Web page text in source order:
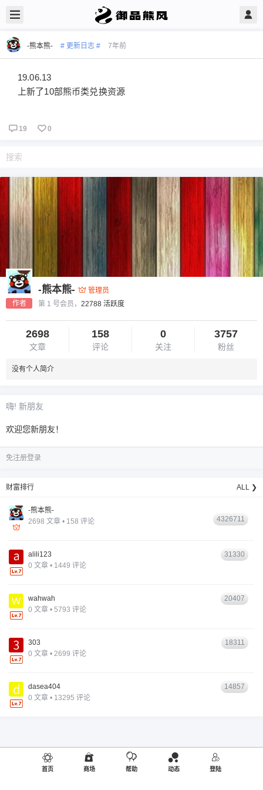
-熊本熊- # 更新日志 # 7年前
19.06.13
上新了10部熊币类兑换资源
19 0
作者
-熊本熊-
管理员
第 1 号会员， 22788 活跃度
2698
文章
158
评论
0
关注
3757
粉丝
没有个人简介
嗨! 新朋友
欢迎您新朋友！
免注册登录
财富排行 ALL ❯
-熊本熊-
2698 文章 • 158 评论
4326711
alili123
0 文章 • 1449 评论
31330
wahwah
0 文章 • 5793 评论
20407
303
0 文章 • 2699 评论
18311
dasea404
0 文章 • 13295 评论
14857
首页 商场 帮助 动态 登陆